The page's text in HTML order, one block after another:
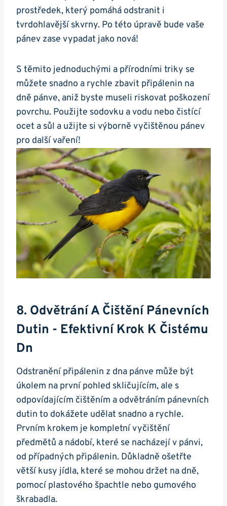
⁣prostředek, který pomáhá odstranit i
tvrdohlavější skvrny. Po této⁣ úpravě bude vaše
⁣pánev⁤ zase vypadat jako nová!
S ‌těmito jednoduchými a přírodními triky se⁤
můžete snadno a rychle zbavit připálenin ​na
dně pánve, aniž byste museli riskovat poškození
povrchu. Použijte sodovku a vodu nebo čistící
ocet a sůl‍ a užijte si‍ výborně vyčištěnou pánev
pro další vaření!
8. Odvětrání A Čištění ‍pánevních
Dutin -​ Efektivní Krok K Čistému
Dn
Odstranění⁣ připálenin z dna⁢ pánve⁣ může být
úkolem na první pohled skličujícím, ale s
odpovídajícím čištěním a odvětráním pánevních
dutin to dokážete udělat snadno a rychle.
Prvním krokem je⁣ kompletní vyčištění
předmětů⁢ a ​nádobí, které se nacházejí v pánvi,⁣
od případných připálenin. Důkladně ošetřte
větší kusy jídla, které se mohou držet na dně, ​
pomocí plastového špachtle nebo gumového
škrabadla.